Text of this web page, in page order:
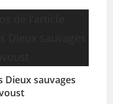
Dieux sauvages